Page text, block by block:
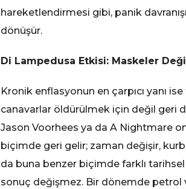
hareketlendirmesi gibi, panik
dönüşür.
Di Lampedusa Etkisi: Maskeler
Kronik enflasyonun en çarpıcı yanı
canavarlar öldürülmek için değil geri
Jason Voorhees ya da A Nightmare
biçimde geri gelir; zaman değişir,
da buna benzer biçimde farklı
sonuç değişmez. Bir dönemde petrol